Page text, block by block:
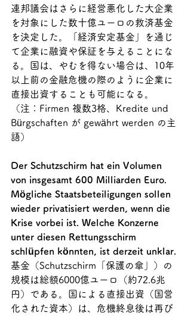
連邦議会はさらに経営悪化した大企業
を対象にした数十億ユーロの救済基金
を決定した。「経済安定基金」を通じ
て企業に融資や保証を与えることにな
る。国は、やむを得ない場合は、10年
以上前の金融危機の際のように企業に
直接出資することも可能になる。
（注： Firmen 複数3格、Kredite und
Bürgschaften が gewährt werden の主
語）
Der Schutzschirm hat ein Volumen
von insgesamt 600 Milliarden Euro.
Mögliche Staatsbeteiligungen sollen
wieder privatisiert werden, wenn die
Krise vorbei ist. Welche Konzerne
unter diesen Rettungsschirm
schlüpfen könnten, ist derzeit unklar.
基金（Schutzschirm「 保護の傘」）の
規模は総額6000億ユーロ
（約72.6兆
円）
である。国による直接出資（国営
化された資本）は、危機終息後は再び